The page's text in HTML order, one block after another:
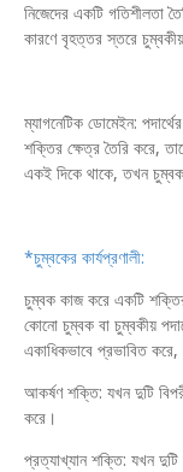
নিজেদের একটি গতিশীলতা
কারণে বৃহত্তর স্তরে
ম্যাগনেটিক ডোমেইন:
শক্তির ক্ষেত্র তৈরি করে,
একই দিকে থাকে, তখন
*চুম্বকের কার্যপ্রণালী:
চুম্বক কাজ করে একটি
কোনো চুম্বক বা চুম্বকীয়
একাধিকভাবে প্রভাবিত করে,
আকর্ষণ শক্তি: যখন দুটি
করে।
প্রত্যাখ্যান শক্তি: যখন